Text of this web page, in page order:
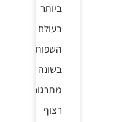
ביותר
בעולם
השפות.
בשונה
מתרגום
רצוף